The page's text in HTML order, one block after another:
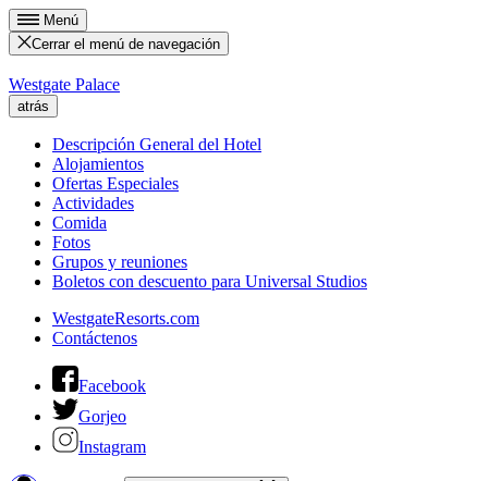
Menú
Cerrar el menú de navegación
Westgate Palace
atrás
Descripción General del Hotel
Alojamientos
Ofertas Especiales
Actividades
Comida
Fotos
Grupos y reuniones
Boletos con descuento para Universal Studios
WestgateResorts.com
Contáctenos
Facebook
Gorjeo
Instagram